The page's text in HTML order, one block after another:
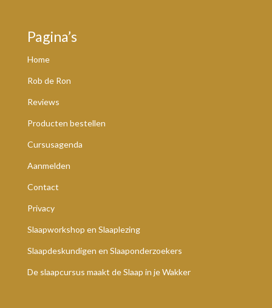
Pagina’s
Home
Rob de Ron
Reviews
Producten bestellen
Cursusagenda
Aanmelden
Contact
Privacy
Slaapworkshop en Slaaplezing
Slaapdeskundigen en Slaaponderzoekers
De slaapcursus maakt de Slaap in je Wakker